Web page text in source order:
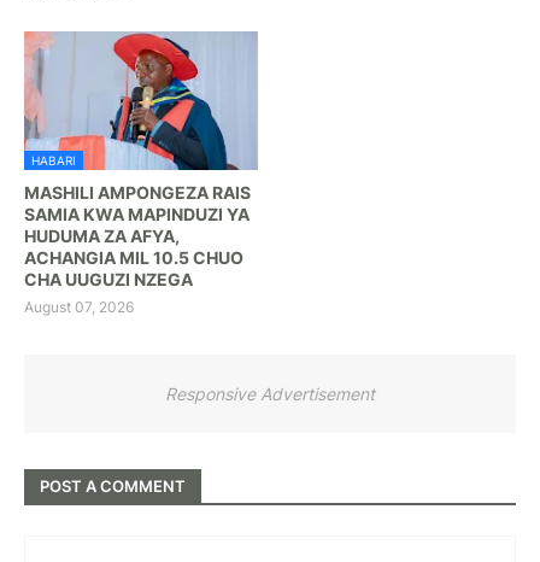
HABARI
MASHILI AMPONGEZA RAIS
SAMIA KWA MAPINDUZI YA
HUDUMA ZA AFYA,
ACHANGIA MIL 10.5 CHUO
CHA UUGUZI NZEGA
August 07, 2026
Responsive Advertisement
POST A COMMENT